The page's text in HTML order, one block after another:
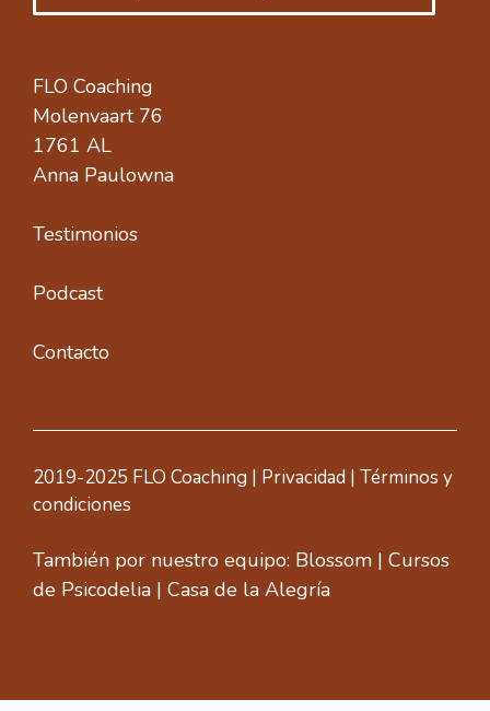
FLO Coaching
Molenvaart 76
1761 AL
Anna Paulowna
Testimonios
Podcast
Contacto
2019-2025 FLO Coaching | Privacidad | Términos y
condiciones
También por nuestro equipo: Blossom | Cursos
de Psicodelia | Casa de la Alegría